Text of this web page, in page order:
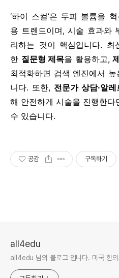
‘하이 스컬’은 두피 볼륨을
용 트렌드이며, 시술 효과와
리하는 것이 핵심입니다. 최
한 질문형 제목을 활용하고,
최적화하면 검색 엔진에서
니다. 또한, 전문가 상담·알
해 안전하게 시술을 진행한
수 있습니다.
공감 구독하기
all4edu
all4edu 님의 블로그 입니다. 미국 한의